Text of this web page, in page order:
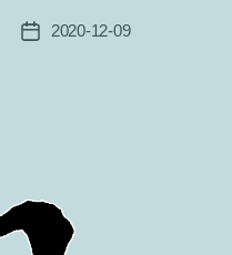
投
2020-12-09